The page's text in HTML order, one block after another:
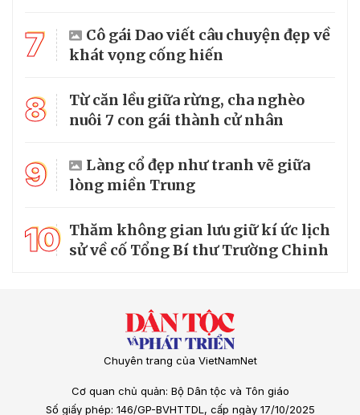
7
Cô gái Dao viết câu chuyện đẹp về
khát vọng cống hiến
8
Từ căn lều giữa rừng, cha nghèo
nuôi 7 con gái thành cử nhân
9
Làng cổ đẹp như tranh vẽ giữa
lòng miền Trung
10 Thăm không gian lưu giữ kí ức lịch
sử về cố Tổng Bí thư Trường Chinh
Chuyên trang của VietNamNet
Cơ quan chủ quản: Bộ Dân tộc và Tôn giáo
Số giấy phép: 146/GP-BVHTTDL, cấp ngày 17/10/2025